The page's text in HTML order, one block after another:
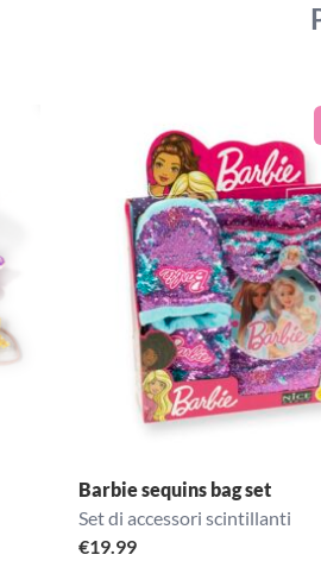
Barbie sequins bag set
Set di accessori scintillanti
€19.99